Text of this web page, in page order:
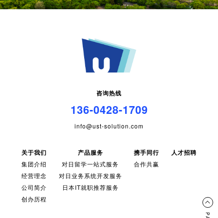
咨询热线
136-0428-1709
info@ust-solution.com
关于我们
集团介绍
经营理念
公司简介
创办历程
产品服务
对日留学一站式服务
对日业务系统开发服务
日本IT就职推荐服务
携手同行
合作共赢
人才招聘